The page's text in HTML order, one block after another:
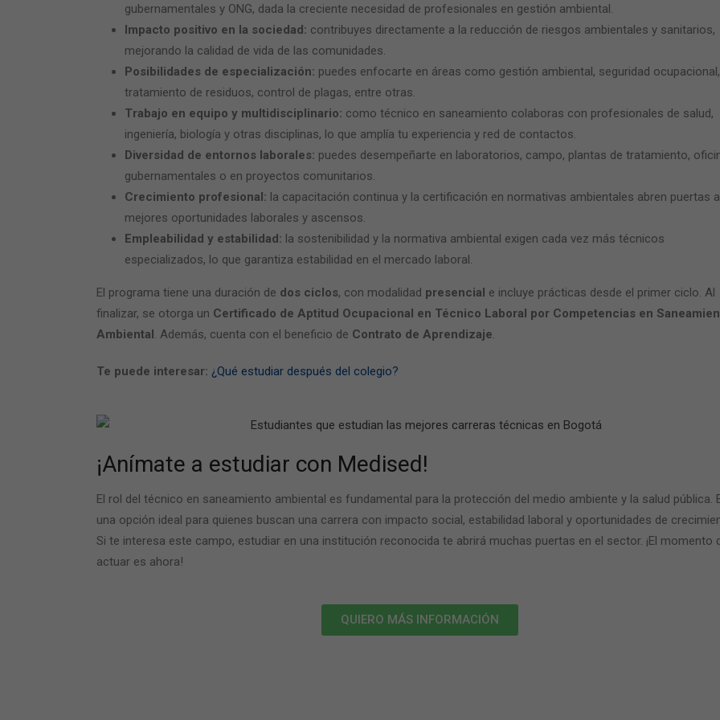
gubernamentales y ONG, dada la creciente necesidad de profesionales en gestión ambiental.
Impacto positivo en la sociedad: contribuyes directamente a la reducción de riesgos ambientales y sanitarios,
mejorando la calidad de vida de las comunidades.
Posibilidades de especialización: puedes enfocarte en áreas como gestión ambiental, seguridad ocupacional,
tratamiento de residuos, control de plagas, entre otras.
Trabajo en equipo y multidisciplinario: como técnico en saneamiento colaboras con profesionales de salud,
ingeniería, biología y otras disciplinas, lo que amplía tu experiencia y red de contactos.
Diversidad de entornos laborales: puedes desempeñarte en laboratorios, campo, plantas de tratamiento,
gubernamentales o en proyectos comunitarios.
Crecimiento profesional: la capacitación continua y la certificación en normativas ambientales abren puertas a
mejores oportunidades laborales y ascensos.
Empleabilidad y estabilidad: la sostenibilidad y la normativa ambiental exigen cada vez más técnicos
especializados, lo que garantiza estabilidad en el mercado laboral.
El programa tiene una duración de dos ciclos, con modalidad presencial e incluye prácticas desde el primer ciclo. Al
finalizar, se otorga un Certificado de Aptitud Ocupacional en Técnico Laboral por Competencias en
Ambiental. Además, cuenta con el beneficio de Contrato de Aprendizaje.
Te puede interesar: ¿Qué estudiar después del colegio?
¡Anímate a estudiar con Medised!
El rol del técnico en saneamiento ambiental es fundamental para la protección del medio ambiente y la salud pública.
una opción ideal para quienes buscan una carrera con impacto social, estabilidad laboral y oportunidades de
Si te interesa este campo, estudiar en una institución reconocida te abrirá muchas puertas en el sector. ¡El momento
actuar es ahora!
QUIERO MÁS INFORMACIÓN